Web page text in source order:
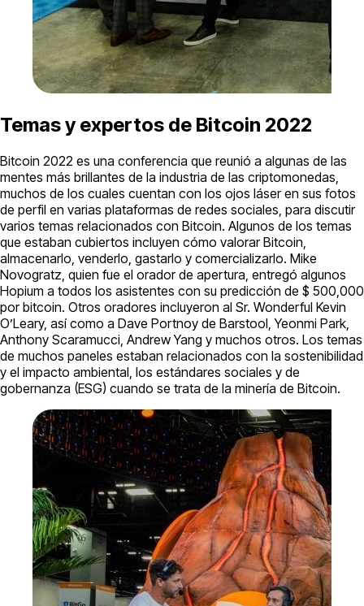
Temas y expertos de Bitcoin 2022
Bitcoin 2022 es una conferencia que reunió a algunas de las
mentes más brillantes de la industria de las criptomonedas,
muchos de los cuales cuentan con los ojos láser en sus fotos
de perfil en varias plataformas de redes sociales, para discutir
varios temas relacionados con Bitcoin. Algunos de los temas
que estaban cubiertos incluyen cómo valorar Bitcoin,
almacenarlo, venderlo, gastarlo y comercializarlo. Mike
Novogratz, quien fue el orador de apertura, entregó algunos
Hopium a todos los asistentes con su predicción de $ 500,000
por bitcoin. Otros oradores incluyeron al Sr. Wonderful Kevin
O’Leary, así como a Dave Portnoy de Barstool, Yeonmi Park,
Anthony Scaramucci, Andrew Yang y muchos otros. Los temas
de muchos paneles estaban relacionados con la sostenibilidad
y el impacto ambiental, los estándares sociales y de
gobernanza (ESG) cuando se trata de la minería de Bitcoin.